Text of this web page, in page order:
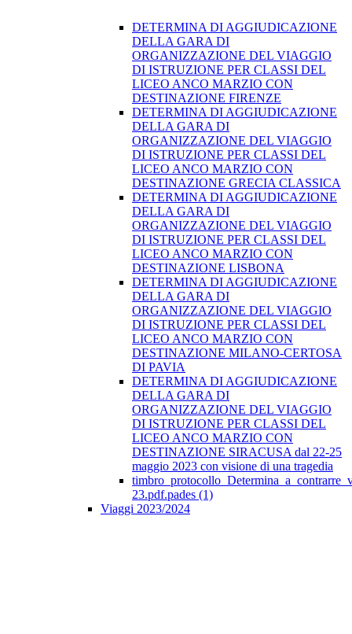
DETERMINA DI AGGIUDICAZIONE
DELLA GARA DI
ORGANIZZAZIONE DEL VIAGGIO
DI ISTRUZIONE PER CLASSI DEL
LICEO ANCO MARZIO CON
DESTINAZIONE FIRENZE
DETERMINA DI AGGIUDICAZIONE
DELLA GARA DI
ORGANIZZAZIONE DEL VIAGGIO
DI ISTRUZIONE PER CLASSI DEL
LICEO ANCO MARZIO CON
DESTINAZIONE GRECIA CLASSICA
DETERMINA DI AGGIUDICAZIONE
DELLA GARA DI
ORGANIZZAZIONE DEL VIAGGIO
DI ISTRUZIONE PER CLASSI DEL
LICEO ANCO MARZIO CON
DESTINAZIONE LISBONA
DETERMINA DI AGGIUDICAZIONE
DELLA GARA DI
ORGANIZZAZIONE DEL VIAGGIO
DI ISTRUZIONE PER CLASSI DEL
LICEO ANCO MARZIO CON
DESTINAZIONE MILANO-CERTOSA
DI PAVIA
DETERMINA DI AGGIUDICAZIONE
DELLA GARA DI
ORGANIZZAZIONE DEL VIAGGIO
DI ISTRUZIONE PER CLASSI DEL
LICEO ANCO MARZIO CON
DESTINAZIONE SIRACUSA dal 22-25
maggio 2023 con visione di una tragedia
23.pdf.pades (1)
Viaggi 2023/2024